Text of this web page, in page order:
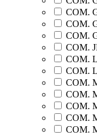
COM.
COM.
COM.
COM.
COM.
COM.
COM.
COM.
COM.
COM.
COM.